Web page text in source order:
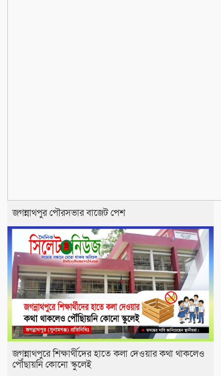
জগন্নাথপুর পৌরসভার বাজেট পেশ
জগন্নাথপুরে শিক্ষার্থীদের হাতে কলা দেওয়ার কথা থাকলেও
পৌঁছায়নি কোনো স্কুলেই